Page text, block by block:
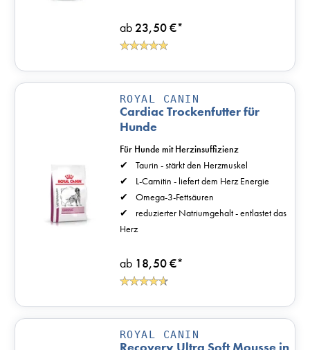
ab 23,50 €*
ROYAL CANIN
Cardiac Trockenfutter für
Hunde
ab 18,50 €*
Für Hunde mit Herzinsuffizienz
Taurin - stärkt den Herzmuskel
L-Carnitin - liefert dem Herz Energie
Omega-3-Fettsäuren
reduzierter Natriumgehalt - entlastet das
Herz
ROYAL CANIN